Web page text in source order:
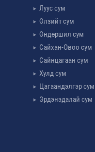
Луус сум
Өлзийт сум
Өндөршил сум
Сайхан-Овоо сум
Сайнцагаан сум
Хулд сум
Цагаандэлгэр сум
Эрдэнэдалай сум